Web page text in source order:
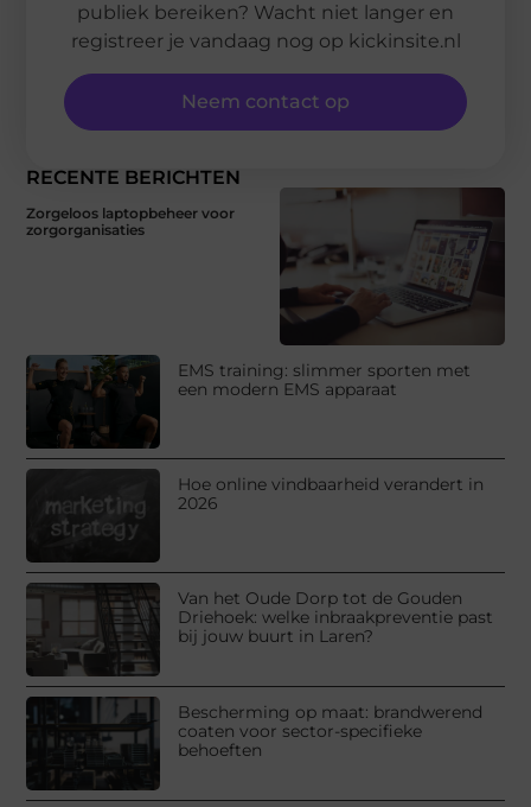
RECENTE BERICHTEN
Zorgeloos laptopbeheer voor
zorgorganisaties
EMS training: slimmer sporten met
een modern EMS apparaat
Hoe online vindbaarheid verandert in
2026
Van het Oude Dorp tot de Gouden
Driehoek: welke inbraakpreventie past
bij jouw buurt in Laren?
Bescherming op maat: brandwerend
coaten voor sector-specifieke
behoeften
publiek bereiken? Wacht niet langer en
registreer je vandaag nog op kickinsite.nl
Neem contact op